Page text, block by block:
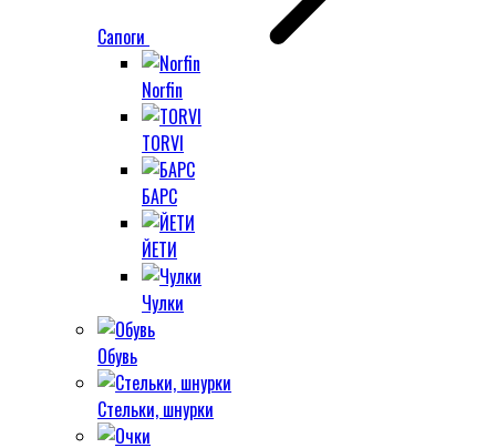
Сапоги
Norfin
TORVI
БАРС
ЙЕТИ
Чулки
Обувь
Стельки, шнурки